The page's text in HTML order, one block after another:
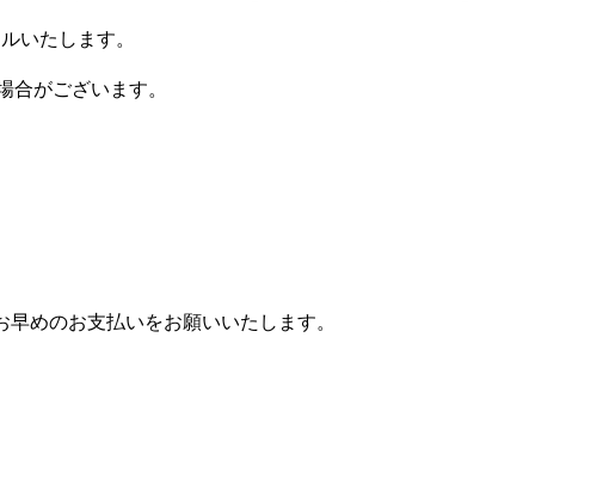
いたします。
合がございます。
めのお支払いをお願いいたします。